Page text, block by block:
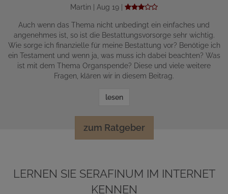
Martin | Aug 19 |
Auch wenn das Thema nicht unbedingt ein einfaches und
angenehmes ist, so ist die Bestattungsvorsorge sehr wichtig.
Wie sorge ich finanzielle für meine Bestattung vor? Benötige ich
ein Testament und wenn ja, was muss ich dabei beachten? Was
ist mit dem Thema Organspende? Diese und viele weitere
Fragen, klären wir in diesem Beitrag.
lesen
zum Ratgeber
LERNEN SIE SERAFINUM IM INTERNET
KENNEN